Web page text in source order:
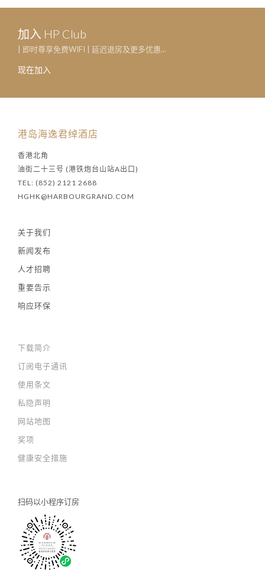
加入 HP Club
| 即时尊享免费WIFI | 延迟退房及更多优惠...
现在加入
港岛海逸君绰酒店
香港北角
油街二十三号 (港铁炮台山站A出口)
TEL: (852) 2121 2688
HGHK@HARBOURGRAND.COM
关于我们
新闻发布
人才招聘
重要告示
响应环保
下载简介
订阅电子通讯
使用条文
私隐声明
网站地图
奖项
健康安全措施
扫码以小程序订房